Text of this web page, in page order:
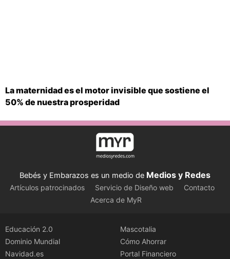
La maternidad es el motor invisible que sostiene el
50% de nuestra prosperidad
Bebés y Embarazos es un medio de Medios y Redes
Artículos patrocinados Servicio de Diseño web
Contacto
Acerca de MyR
Educación 2.0
Dominio Mundial
Navidad.es
Mascotalia
Cómo Ahorrar
Portal Financiero